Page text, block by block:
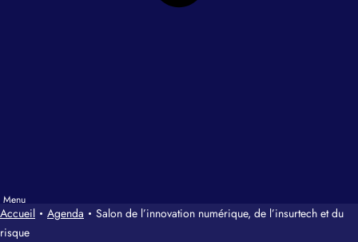
Accueil Agenda
Salon de l’innovation numérique, de l’insurtech et du
risque